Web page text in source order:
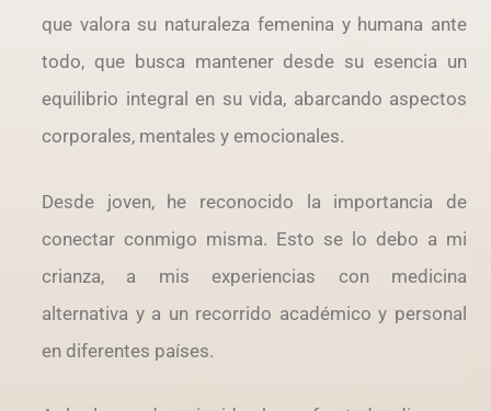
que valora su naturaleza femenina y humana ante
todo, que busca mantener desde su esencia un
equilibrio integral en su vida, abarcando aspectos
corporales, mentales y emocionales.
Desde joven, he reconocido la importancia de
conectar conmigo misma. Esto se lo debo a mi
crianza, a mis experiencias con medicina
alternativa y a un recorrido académico y personal
en diferentes países.